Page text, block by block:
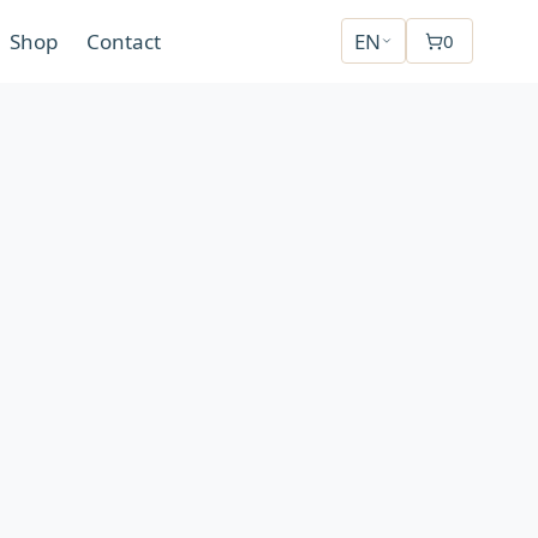
Shop Contact EN 0